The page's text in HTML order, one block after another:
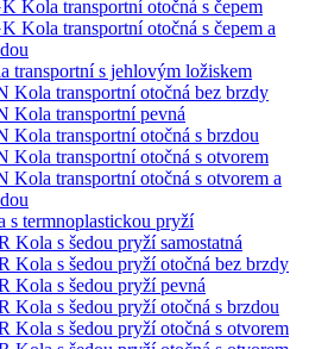
Kola transportní otočná s čepem
Kola transportní otočná s čepem a
transportní s jehlovým ložiskem
Kola transportní otočná bez brzdy
Kola transportní pevná
Kola transportní otočná s brzdou
Kola transportní otočná s otvorem
Kola transportní otočná s otvorem a
s termnoplastickou pryží
Kola s šedou pryží samostatná
Kola s šedou pryží otočná bez brzdy
Kola s šedou pryží pevná
Kola s šedou pryží otočná s brzdou
Kola s šedou pryží otočná s otvorem